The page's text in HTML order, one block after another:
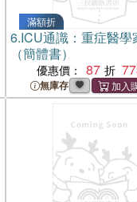
滿額折
6.ICU通識：重症醫學
（簡體書）
優惠價： 87
無庫存